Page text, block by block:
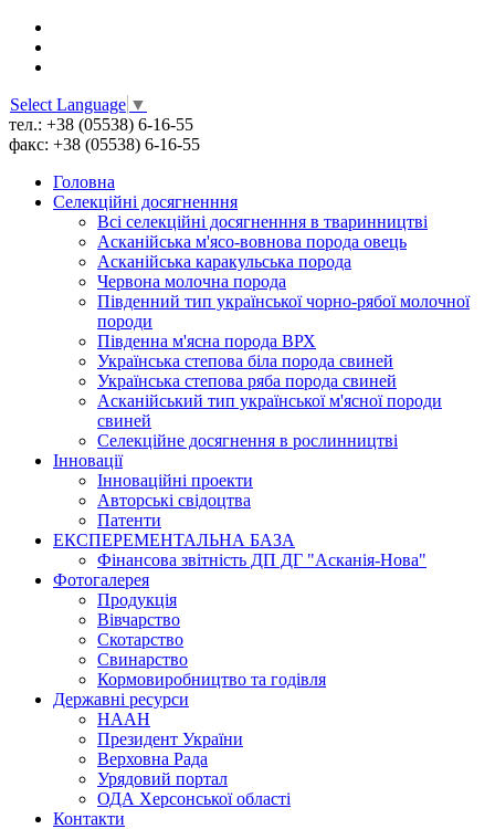
Select Language ▼
тел.: +38 (05538) 6-16-55
факс: +38 (05538) 6-16-55
Головна
Селекційні досягненння
Всі cелекційні досягненння в тваринництві
Асканійська м'ясо-вовнова порода овець
Асканійська каракульська порода
Червона молочна порода
Південний тип української чорно-рябої молочної
породи
Південна м'ясна порода ВРХ
Українська степова біла порода свиней
Українська степова ряба порода свиней
Асканійський тип української м'ясної породи
свиней
Селекційне досягнення в рослинництві
Інновації
Інноваційні проекти
Авторські свідоцтва
Патенти
ЕКСПЕРЕМЕНТАЛЬНА БАЗА
Фінансова звітність ДП ДГ "Асканія-Нова"
Фотогалерея
Продукція
Вівчарство
Скотарство
Свинарство
Кормовиробництво та годівля
Державні ресурси
НААН
Президент України
Верховна Рада
Урядовий портал
ОДА Херсонської області
Контакти